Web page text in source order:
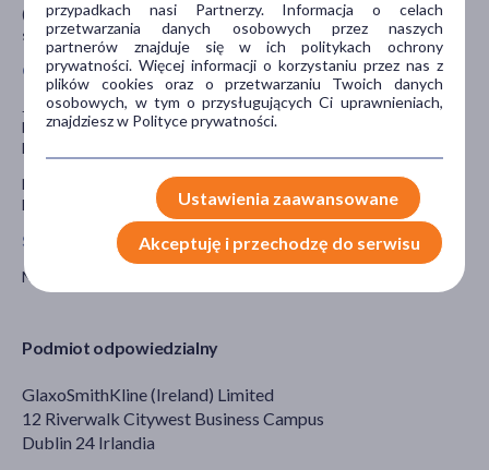
Podmiot odpowiedzialny
GlaxoSmithKline (Ireland) Limited
12 Riverwalk Citywest Business Campus
Dublin 24 Irlandia
(lek zmniejszający krzepliwość); mykofenolanu mofetylu (lek
stosowany w zapobieganiu odrzucania przeszczepów).
Ciąża i karmienie piersią
Jeśli pacjentka jest w ciąży lub karmi piersią, przypuszcza, że może
być w ciąży lub gdy planuje mieć dziecko, powinna poradzić się
lekarza lub farmaceuty przed zastosowaniem tego leku.
Nie zaleca się stosowania leku Augmentin w okresie ciąży oraz
karmienia piersią, chyba, że lekarz uzna zastosowanie za istotne.
Stosowanie leku u dzieci i młodzieży
Nie zaleca się stosować leku u dzieci w wieku poniżej 2 lat.
przypadkach nasi Partnerzy. Informacja o celach
przetwarzania danych osobowych przez naszych
partnerów znajduje się w ich politykach ochrony
prywatności. Więcej informacji o korzystaniu przez nas z
plików cookies oraz o przetwarzaniu Twoich danych
osobowych, w tym o przysługujących Ci uprawnieniach,
znajdziesz w Polityce prywatności.
Ustawienia zaawansowane
Akceptuję i przechodzę do serwisu